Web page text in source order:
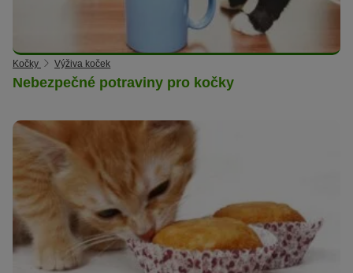
Kočky Výživa koček
Nebezpečné potraviny pro kočky